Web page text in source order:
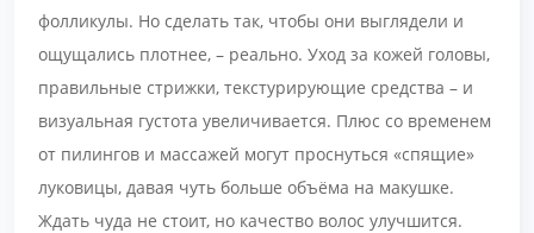
фолликулы. Но сделать так, чтобы они выглядели и
ощущались плотнее, – реально. Уход за кожей головы,
правильные стрижки, текстурирующие средства – и
визуальная густота увеличивается. Плюс со временем
от пилингов и массажей могут проснуться «спящие»
луковицы, давая чуть больше объёма на макушке.
Ждать чуда не стоит, но качество волос улучшится.